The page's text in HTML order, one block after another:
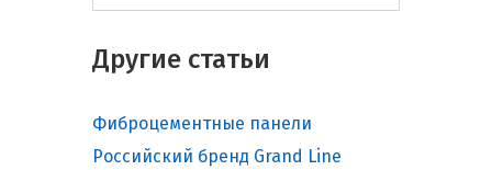
Другие статьи
Фиброцементные панели
Российский бренд Grand Line